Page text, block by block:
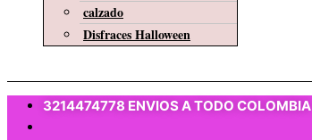
calzado
Disfraces Halloween
3214474778 ENVIOS A TODO COLOMBIA